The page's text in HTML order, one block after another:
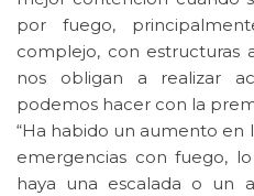
por fuego,
complejo, con estructuras
nos obligan a realizar
podemos hacer con la
“Ha habido un aumento en
emergencias con fuego,
haya una escalada o un